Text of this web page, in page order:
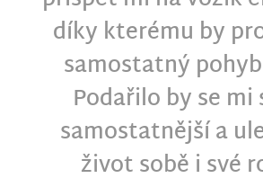
díky kterému by
samostatný
Podařilo by se mi
samostatnější a
život sobě i své